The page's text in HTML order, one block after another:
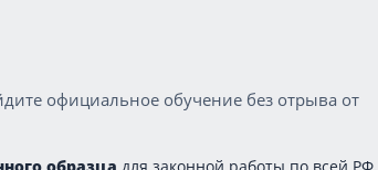
официальное обучение без отрыва от